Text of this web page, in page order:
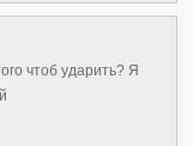
чтоб ударить? Я